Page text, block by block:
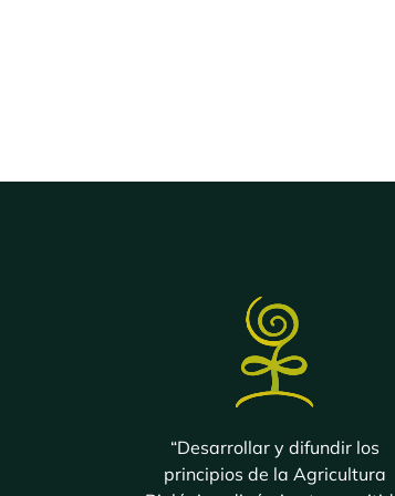
“Desarrollar y difundir los
principios de la Agricultura